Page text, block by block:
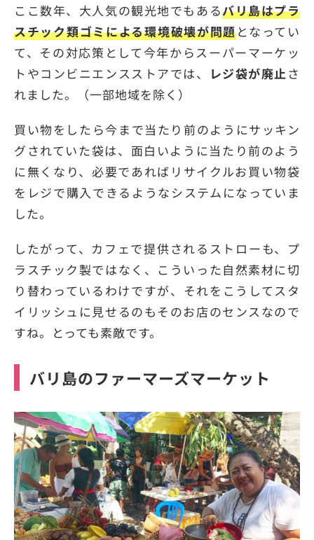
ここ数年、大人気の観光地でもあるバリ島はプラ
スチック類ゴミによる環境破壊が問題となってい
て、その対応策として今年からスーパーマーケッ
トやコンビニエンスストアでは、
レジ袋が廃止 さ
れました。（一部地域を除く）
買い物をしたら今まで当たり前のようにサッキン
グされていた袋は、面白いように当たり前のよう
に無くなり、必要であればリサイクルお買い物袋
をレジで購入できるようなシステムになっていま
した。
したがって、カフェで提供されるストローも、プ
ラスチック製ではなく、こういった自然素材に切
り替わっているわけですが、それをこうしてスタ
イリッシュに見せるのもそのお店のセンスなので
すね。とっても素敵です。
バリ島のファーマーズマーケット